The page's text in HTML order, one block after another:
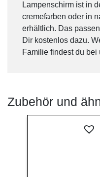
Lampenschirm ist in
cremefarben oder in
erhältlich. Das
Dir kostenlos dazu.
Familie findest du bei
Zubehör und